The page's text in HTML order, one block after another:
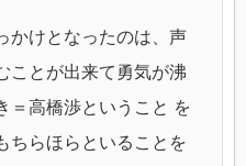
かけとなったのは、声
ことが出来て勇気が沸
＝高橋渉ということ を
ちらほらといることを